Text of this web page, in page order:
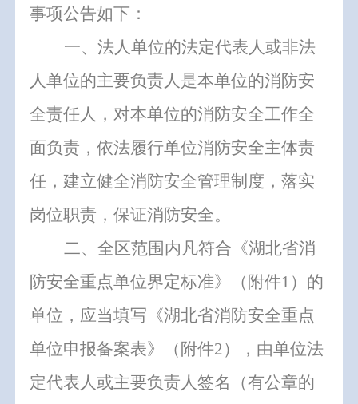
事项公告如下：
一、法人单位的法定代表人或非法
人单位的主要负责人是本单位的消防安
全责任人，对本单位的消防安全工作全
面负责，依法履行单位消防安全主体责
任，建立健全消防安全管理制度，落实
岗位职责，保证消防安全。
二、全区范围内凡符合《湖北省消
防安全重点单位界定标准》（附件1 ）的
单位，应当填写《湖北省消防安全重点
单位申报备案表》（附件2），由单位法
定代表人或主要负责人签名（有公章的